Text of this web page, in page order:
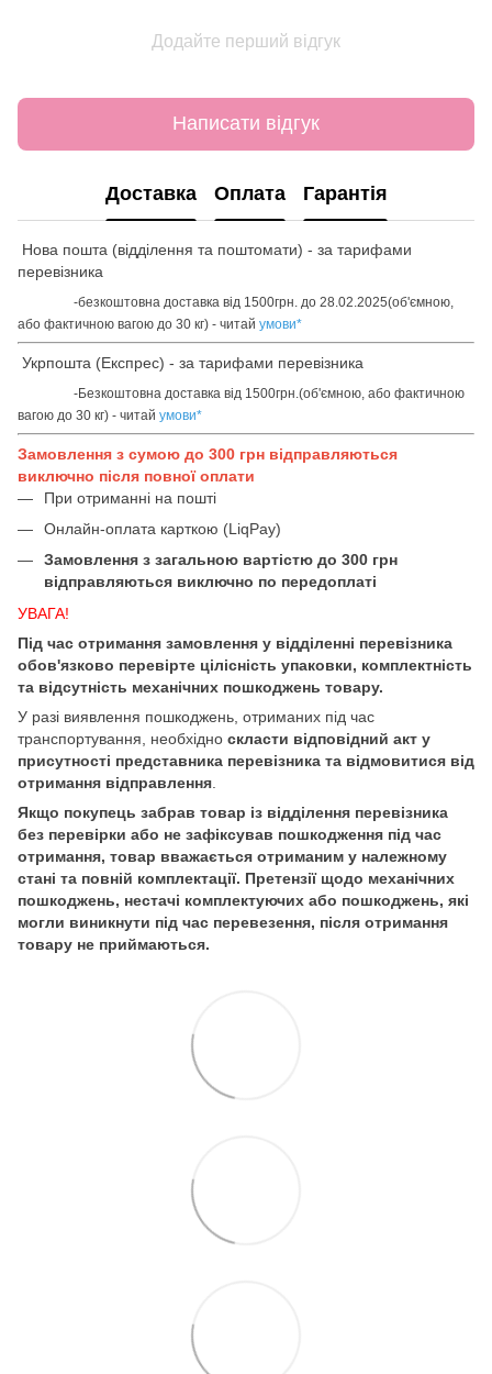
Додайте перший відгук
Написати відгук
Доставка Оплата Гарантія
Нова пошта (відділення та поштомати) - за тарифами
перевізника
-безкоштовна доставка від 1500грн. до 28.02.2025(об'ємною,
або фактичною вагою до 30 кг) - читай умови*
Укрпошта (Експрес) - за тарифами перевізника
-Безкоштовна доставка від 1500грн.(об'ємною, або фактичною
вагою до 30 кг) - читай умови*
Замовлення з сумою до 300 грн відправляються
виключно після повної оплати
При отриманні на пошті
Онлайн-оплата карткою (LiqPay)
Замовлення з загальною вартістю до 300 грн
відправляються виключно по передоплаті
УВАГА!
Під час отримання замовлення у відділенні перевізника
обов'язково перевірте цілісність упаковки, комплектність
та відсутність механічних пошкоджень товару.
У разі виявлення пошкоджень, отриманих під час
транспортування, необхідно скласти відповідний акт у
присутності представника перевізника та відмовитися від
отримання відправлення
Якщо покупець забрав товар із відділення перевізника
без перевірки або не зафіксував пошкодження під час
отримання, товар вважається отриманим у належному
стані та повній комплектації. Претензії щодо механічних
пошкоджень, нестачі комплектуючих або пошкоджень, які
могли виникнути під час перевезення, після отримання
товару не приймаються.